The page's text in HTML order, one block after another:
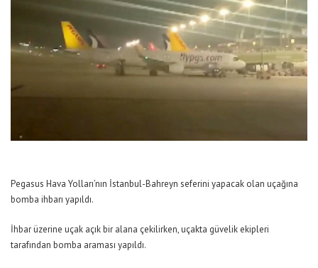
Pegasus Hava Yolları’nın İstanbul-Bahreyn seferini yapacak olan uçağına
bomba ihbarı yapıldı.
İhbar üzerine uçak açık bir alana çekilirken, uçakta güvelik ekipleri
tarafından bomba araması yapıldı.